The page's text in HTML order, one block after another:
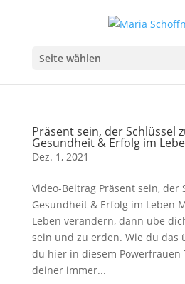
Seite wählen
Präsent sein, der Schlüssel
Gesundheit & Erfolg im
Dez. 1, 2021
Video-Beitrag Präsent sein, der
Gesundheit & Erfolg im Leben
Leben verändern, dann übe
sein und zu erden. Wie du das
du hier in diesem Powerfrauen
deiner immer...